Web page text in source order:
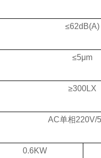
≤62dB(A)
≤5μm
≥300LX
AC单相220V/
0.6KW